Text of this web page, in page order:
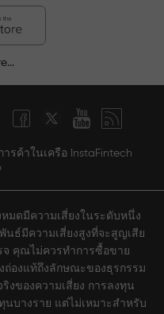
รค้าในเครือ InstaFintech
มดมีความเสี่ยงในระดับหนึ่ง
ธ์มีความเสี่ยงสูงที่จะสูญเสีย
รจ คุณไม่ควรทำการซื้อขาย
ถ่องแท้ถึงลักษณะของธุรกรรม
ของความเสี่ยง การลงทุน
บางราย แต่ไม่เหมาะสำหรับ